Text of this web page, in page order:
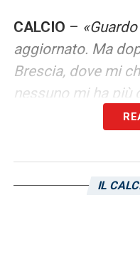
CALCIO –
aggiornato. Ma
Brescia, dove mi
nessuno mi ha più
ASSENZA DI UN
sul campo e per i
IL